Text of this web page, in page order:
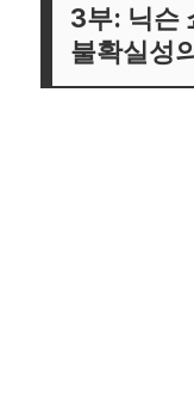
3부: 닉슨
불확실성